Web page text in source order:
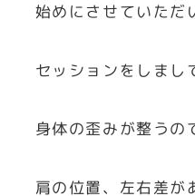
始めにさせていただ
セッションをしまし
身体の歪みが整うの
肩の位置、左右差が